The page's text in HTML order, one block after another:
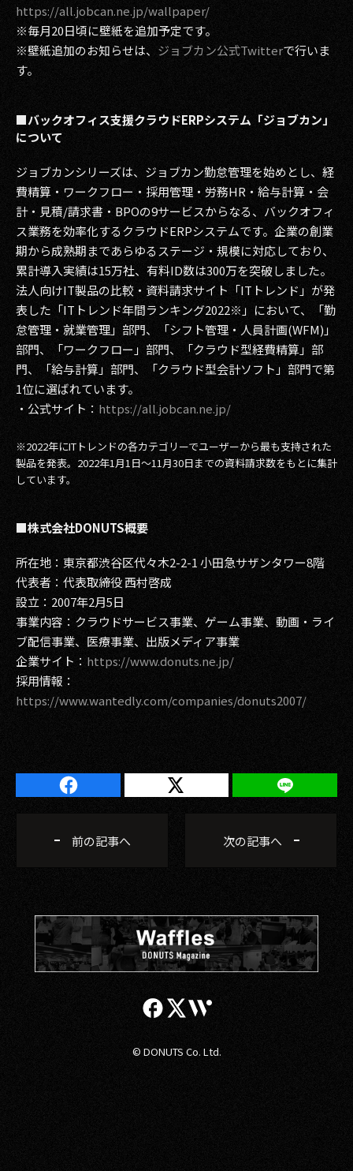
https://all.jobcan.ne.jp/wallpaper/
※毎月20日頃に壁紙を追加予定です。
※壁紙追加のお知らせは、 ジョブカン公式Twitterで行いま
す。
■バックオフィス支援クラウドERPシステム「ジョブカン」
について
ジョブカンシリーズは、ジョブカン勤怠管理を始めとし、経
費精算・ワークフロー・採用管理・労務HR・給与計算・会
計・見積/請求書・BPOの9サービスからなる、バックオフィ
ス業務を効率化するクラウドERPシステムです。企業の創業
期から成熟期まであらゆるステージ・規模に対応しており、
累計導入実績は15万社、有料ID数は300万を突破しました。
法人向けIT製品の比較・資料請求サイト「ITトレンド」が発
表した「ITトレンド年間ランキング2022※」において、「勤
怠管理・就業管理」部門、「シフト管理・人員計画(WFM)」
部門、「ワークフロー」部門、「クラウド型経費精算」部
門、「給与計算」部門、「クラウド型会計ソフト」部門で第
1位に選ばれています。
・公式サイト： https://all.jobcan.ne.jp/
※2022年にITトレンドの各カテゴリーでユーザーから最も支持された
製品を発表。2022年1月1日～11月30日までの資料請求数をもとに集計
しています。
■株式会社DONUTS概要
所在地：東京都渋谷区代々木2-2-1 小田急サザンタワー8階
代表者：代表取締役 西村啓成
設立：2007年2月5日
事業内容：クラウドサービス事業、ゲーム事業、動画・ライ
ブ配信事業、医療事業、出版メディア事業
企業サイト： https://www.donuts.ne.jp/
採用情報：
https://www.wantedly.com/companies/donuts2007/
前の記事へ 次の記事へ
© DONUTS Co. Ltd.